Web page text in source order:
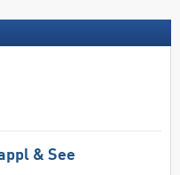
& See